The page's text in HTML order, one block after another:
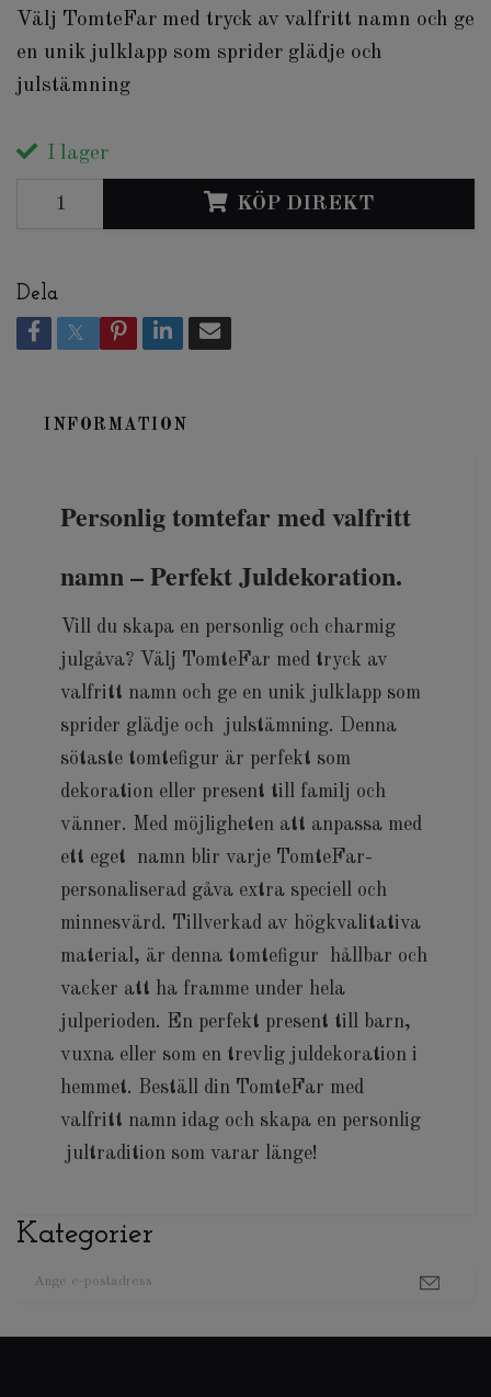
Kategorier
Välj TomteFar med tryck av valfritt namn och ge
en unik julklapp som sprider glädje och
julstämning
I lager
KÖP DIREKT
Dela
INFORMATION
Personlig tomtefar med valfritt
namn – Perfekt Juldekoration.
Vill du skapa en personlig och charmig
julgåva? Välj TomteFar med tryck av
valfritt namn och ge en unik julklapp som
sprider glädje och julstämning. Denna
sötaste tomtefigur är perfekt som
dekoration eller present till familj och
vänner. Med möjligheten att anpassa med
ett eget namn blir varje TomteFar-
personaliserad gåva extra speciell och
minnesvärd. Tillverkad av högkvalitativa
material, är denna tomtefigur hållbar och
vacker att ha framme under hela
julperioden. En perfekt present till barn,
vuxna eller som en trevlig juldekoration i
hemmet. Beställ din TomteFar med
valfritt namn idag och skapa en personlig
jultradition som varar länge!